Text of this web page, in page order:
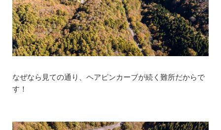
なぜなら見ての通り、ヘアピンカーブが続く難所だからで
す！